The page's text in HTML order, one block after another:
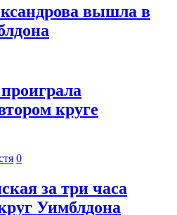
вышла в
круге
0
за три часа
Уимблдона